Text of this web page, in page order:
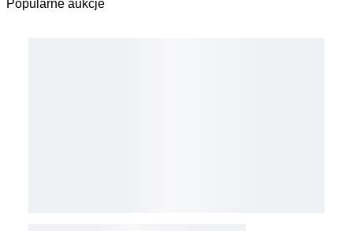
Popularne aukcje